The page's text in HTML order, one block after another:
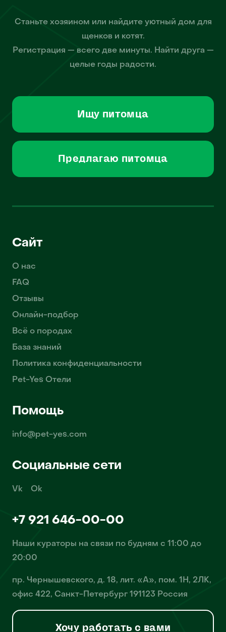
Станьте хозяином или найдите уютный дом для
щенков и котят.
Регистрация — всего две минуты. Найти друга —
целые годы радости.
Ищу питомца
Предлагаю питомца
Сайт
О нас
FAQ
Отзывы
Онлайн-подбор
Всё о породах
База знаний
Политика конфиденциальности
Pet-Yes Отели
Помощь
info@pet-yes.com
Социальные сети
Vk Ok
+7 921 646-00-00
Наши кураторы на связи по будням с 11:00 до
20:00
пр. Чернышевского, д. 18, лит. «А», пом. 1Н, 2ЛК,
офис 422, Санкт-Петербург 191123 Россия
Хочу работать с вами